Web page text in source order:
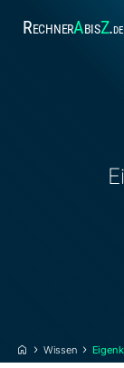
RechnerAbisZ.de
Hobby
Wissen